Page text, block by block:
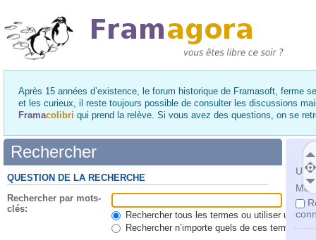
Après 15 années d’existence, le forum historique de Framasoft, ferme
et les curieux, il reste toujours possible de consulter les discussions
Framacolibri qui prend la relève. Si vous avez des questions, on se
Mot
Rechercher
QUESTION DE LA RECHERCHE
Rechercher par mots-
clés:
Rechercher tous les termes ou utiliser une
Rechercher n’importe quels de ces termes